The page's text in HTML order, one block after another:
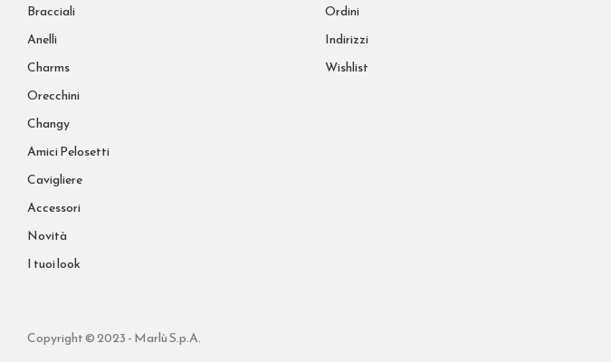
Bracciali
Anelli
Charms
Orecchini
Changy
Amici Pelosetti
Cavigliere
Accessori
Novità
I tuoi look
Ordini
Indirizzi
Wishlist
Copyright © 2023 - Marlù S.p.A.